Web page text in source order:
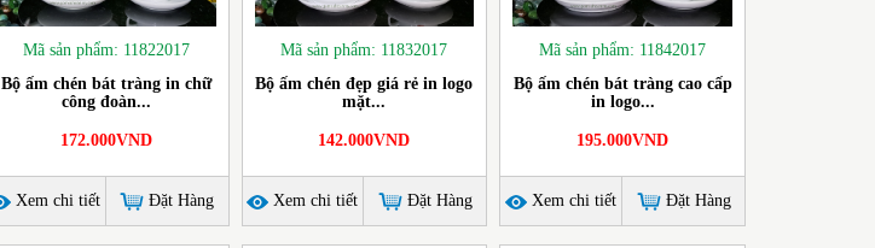
Mã sản phẩm: 11822017
Bộ ấm chén bát tràng in chữ
công đoàn...
172.000VND
Xem chi tiết Đặt Hàng
Mã sản phẩm: 11832017
Bộ ấm chén đẹp giá rẻ in logo
mặt...
142.000VND
Xem chi tiết Đặt Hàng
Mã sản phẩm: 11842017
Bộ ấm chén bát tràng cao cấp
in logo...
195.000VND
Xem chi tiết Đặt Hàng